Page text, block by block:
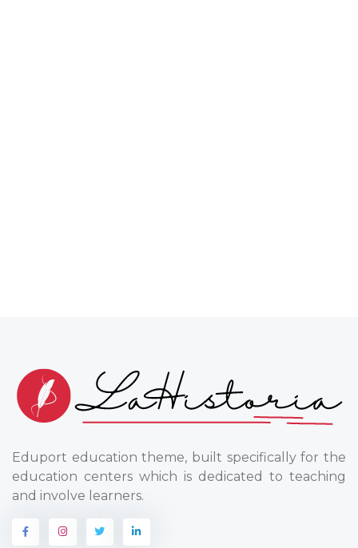
Eduport education theme, built specifically for the
education centers which is dedicated to teaching
and involve learners.